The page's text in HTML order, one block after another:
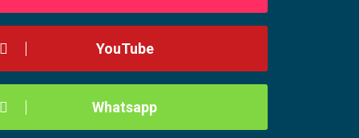
YouTube
Whatsapp